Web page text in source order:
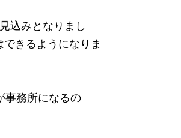
込みとなりまし
きるようになりま
事務所になるの